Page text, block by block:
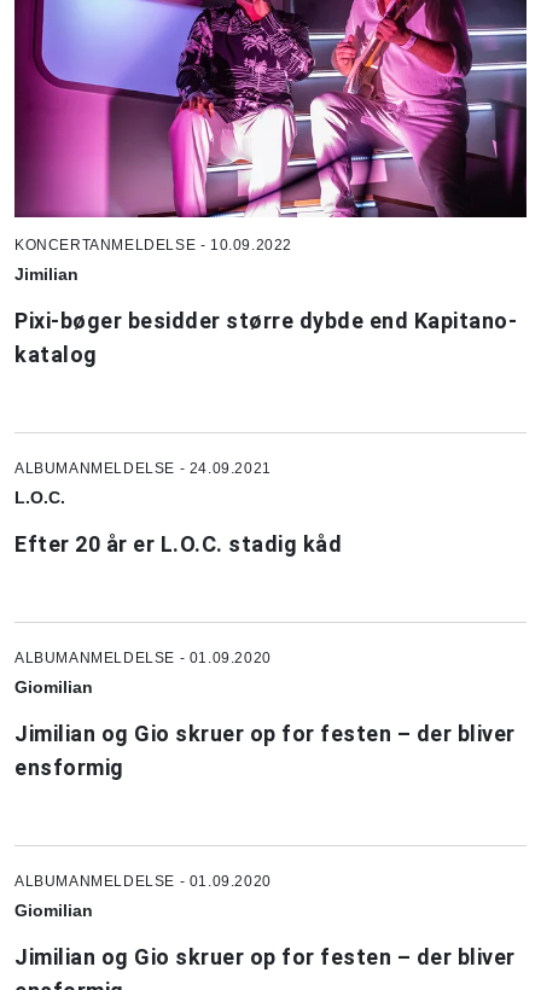
KONCERTANMELDELSE - 10.09.2022
Jimilian
Pixi-bøger besidder større dybde end Kapitano-
katalog
ALBUMANMELDELSE - 24.09.2021
L.O.C.
Efter 20 år er L.O.C. stadig kåd
ALBUMANMELDELSE - 01.09.2020
Giomilian
Jimilian og Gio skruer op for festen – der bliver
ensformig
ALBUMANMELDELSE - 01.09.2020
Giomilian
Jimilian og Gio skruer op for festen – der bliver